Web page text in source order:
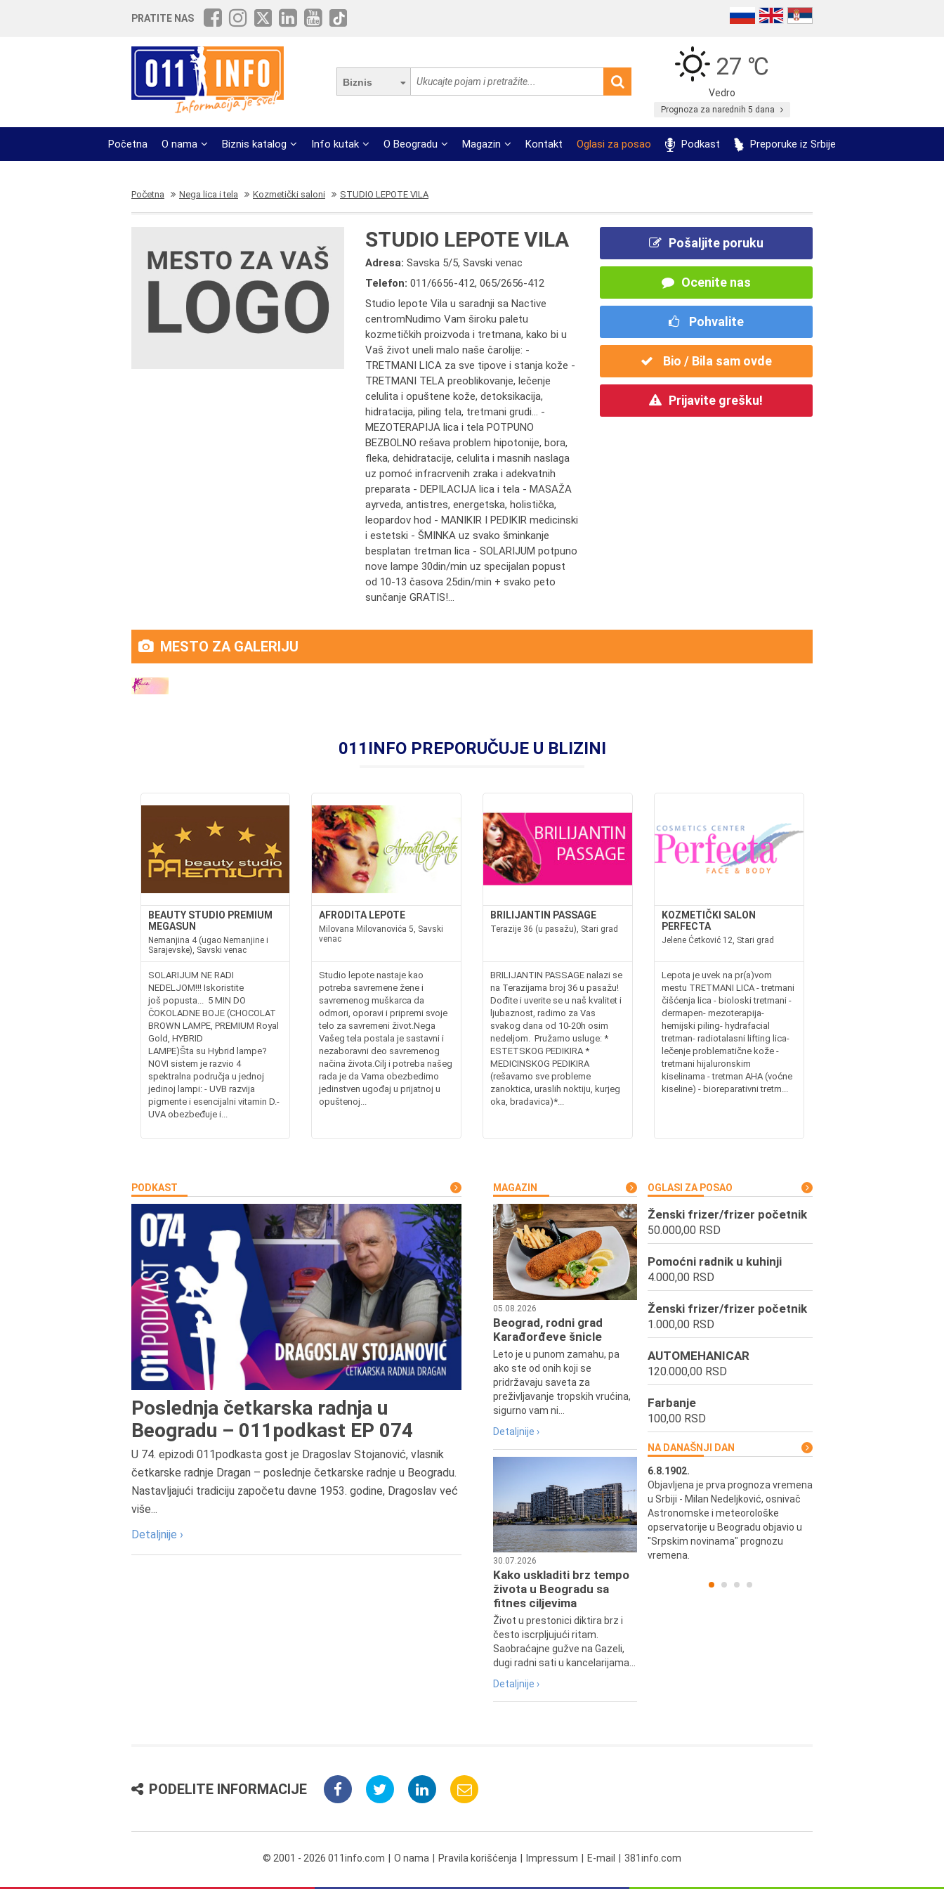
PRATITE NAS
Biznis
27 ℃
Vedro
Prognoza za narednih 5 dana
Početna O nama Biznis katalog Info kutak O Beogradu Magazin Kontakt Oglasi za posao Podkast Preporuke iz Srbije
Početna Nega lica i tela Kozmetički saloni STUDIO LEPOTE VILA
STUDIO LEPOTE VILA
Adresa:Savska 5/5, Savski venac
Telefon:011/6656-412,065/2656-412
Studio lepote Vila u saradnji sa Nactive
centromNudimo Vam široku paletu
kozmetičkih proizvoda i tretmana, kako bi u
Vaš život uneli malo naše čarolije: -
TRETMANI LICA za sve tipove i stanja kože -
TRETMANI TELA preoblikovanje, lečenje
celulita i opuštene kože, detoksikacija,
hidratacija, piling tela, tretmani grudi... -
MEZOTERAPIJA lica i tela POTPUNO
BEZBOLNO rešava problem hipotonije, bora,
fleka, dehidratacije, celulita i masnih naslaga
uz pomoć infracrvenih zraka i adekvatnih
preparata - DEPILACIJA lica i tela - MASAŽA
ayrveda, antistres, energetska, holistička,
leopardov hod - MANIKIR I PEDIKIR medicinski
i estetski - ŠMINKA uz svako šminkanje
besplatan tretman lica - SOLARIJUM potpuno
nove lampe 30din/min uz specijalan popust
od 10-13 časova 25din/min + svako peto
sunčanje GRATIS!...
Pošaljite poruku
Ocenite nas
Pohvalite
Bio / Bila sam ovde
Prijavite grešku!
MESTO ZA GALERIJU
011INFO PREPORUČUJE U BLIZINI
BEAUTY STUDIO PREMIUM
MEGASUN
Nemanjina 4 (ugao Nemanjine i
Sarajevske), Savski venac
SOLARIJUM NE RADI
NEDELJOM!!! Iskoristite
još popusta... 5 MIN DO
ČOKOLADNE BOJE (CHOCOLAT
BROWN LAMPE, PREMIUM Royal
Gold, HYBRID
LAMPE)Šta su Hybrid lampe?
NOVI sistem je razvio 4
spektralna područja u jednoj
jedinoj lampi: - UVB razvija
pigmente i esencijalni vitamin D.-
UVA obezbeđuje i...
AFRODITA LEPOTE
Milovana Milovanovića 5, Savski
venac
Studio lepote nastaje kao
potreba savremene žene i
savremenog muškarca da
odmori, oporavi i pripremi svoje
telo za savremeni život.Nega
Vašeg tela postala je sastavni i
nezaboravni deo savremenog
načina života.Cilj i potreba našeg
rada je da Vama obezbedimo
jedinstven ugođaj u prijatnoj u
opuštenoj...
BRILIJANTIN PASSAGE
Terazije 36 (u pasažu), Stari grad
BRILIJANTIN PASSAGE nalazi se
na Terazijama broj 36 u pasažu!
Dođite i uverite se u naš kvalitet i
ljubaznost, radimo za Vas
svakog dana od 10-20h osim
nedeljom. Pružamo usluge: *
ESTETSKOG PEDIKIRA *
MEDICINSKOG PEDIKIRA
(rešavamo sve probleme
zanoktica, uraslih noktiju, kurjeg
oka, bradavica)*...
KOZMETIČKI SALON
PERFECTA
Jelene Ćetković 12, Stari grad
Lepota je uvek na pr(a)vom
mestu TRETMANI LICA - tretmani
čišćenja lica - bioloski tretmani -
dermapen- mezoterapija-
hemijski piling- hydrafacial
tretman- radiotalasni lifting lica-
lečenje problematične kože -
tretmani hijaluronskim
kiselinama - tretman AHA (voćne
kiseline) - bioreparativni tretm...
PODKAST
Poslednja četkarska radnja u
Beogradu – 011podkast EP 074
U 74. epizodi 011podkasta gost je Dragoslav Stojanović, vlasnik
četkarske radnje Dragan – poslednje četkarske radnje u Beogradu.
Nastavljajući tradiciju započetu davne 1953. godine, Dragoslav već
više...
Detaljnije ›
MAGAZIN
05.08.2026
Beograd, rodni grad
Karađorđeve šnicle
Leto je u punom zamahu, pa
ako ste od onih koji se
pridržavaju saveta za
preživljavanje tropskih vrućina,
sigurno vam ni...
Detaljnije ›
30.07.2026
Kako uskladiti brz tempo
života u Beogradu sa
fitnes ciljevima
Život u prestonici diktira brz i
često iscrpljujući ritam.
Saobraćajne gužve na Gazeli,
dugi radni sati u kancelarijama...
Detaljnije ›
OGLASI ZA POSAO
Ženski frizer/frizer početnik
50.000,00 RSD
Pomoćni radnik u kuhinji
4.000,00 RSD
Ženski frizer/frizer početnik
1.000,00 RSD
AUTOMEHANICAR
120.000,00 RSD
Farbanje
100,00 RSD
NA DANAŠNJI DAN
Preminula je Zorka Boljanović,
vazduhoplovni inženjer, predsednik
Udruženja žena pilota Jugoslavije.
6.8.1902.
Objavljena je prva prognoza vremena
u Srbiji - Milan Nedeljković, osnivač
Astronomske i meteorološke
opservatorije u Beogradu objavio u
"Srpskim novinama" prognozu
vremena.
PODELITE INFORMACIJE
© 2001 - 2026 011info.com O nama Pravila korišćenja Impressum E-mail 381info.com